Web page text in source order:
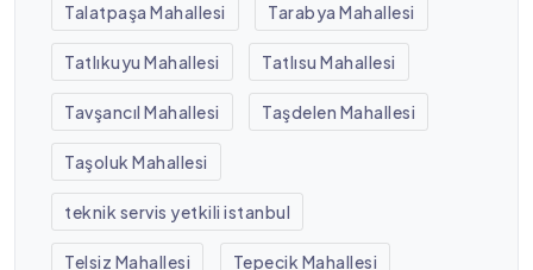
Talatpaşa Mahallesi Tarabya Mahallesi
Tatlıkuyu Mahallesi Tatlısu Mahallesi
Tavşancıl Mahallesi Taşdelen Mahallesi
Taşoluk Mahallesi
teknik servis yetkili istanbul
Telsiz Mahallesi Tepecik Mahallesi